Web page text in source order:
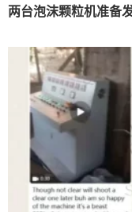
两台泡沫颗粒机准备